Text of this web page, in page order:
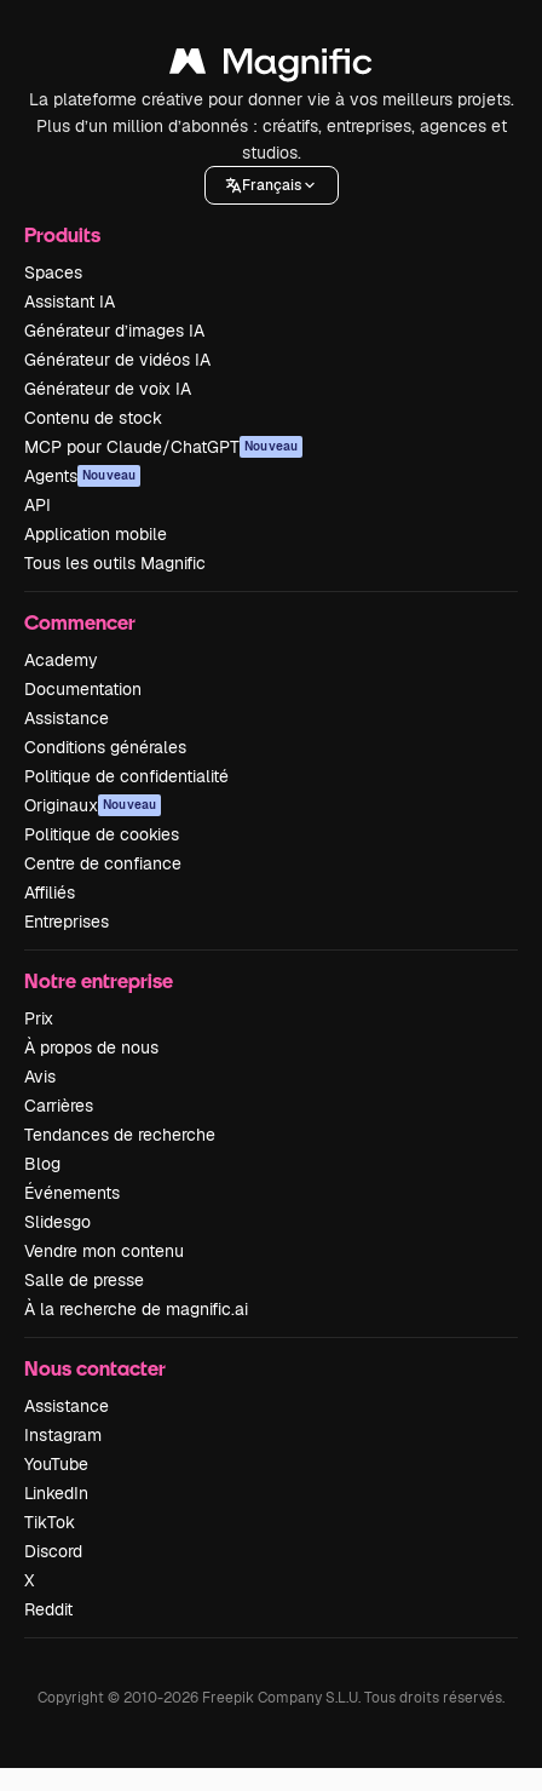
La plateforme créative pour donner vie à vos meilleurs projets.
Plus d’un million d’abonnés : créatifs, entreprises, agences et
studios.
Français
Produits
Spaces
Assistant IA
Générateur d’images IA
Générateur de vidéos IA
Générateur de voix IA
Contenu de stock
MCP pour Claude/ChatGPT Nouveau
Agents Nouveau
API
Application mobile
Tous les outils Magnific
Commencer
Academy
Documentation
Assistance
Conditions générales
Politique de confidentialité
Originaux Nouveau
Politique de cookies
Centre de confiance
Affiliés
Entreprises
Notre entreprise
Prix
À propos de nous
Avis
Carrières
Tendances de recherche
Blog
Événements
Slidesgo
Vendre mon contenu
Salle de presse
À la recherche de magnific.ai
Nous contacter
Assistance
Instagram
YouTube
LinkedIn
TikTok
Discord
X
Reddit
Copyright © 2010-2026 Freepik Company S.L.U.Tous droits réservés.